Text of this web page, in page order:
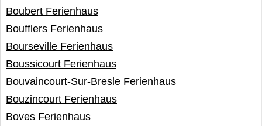
Boubert Ferienhaus
Boufflers Ferienhaus
Bourseville Ferienhaus
Boussicourt Ferienhaus
Bouvaincourt-Sur-Bresle Ferienhaus
Bouzincourt Ferienhaus
Boves Ferienhaus